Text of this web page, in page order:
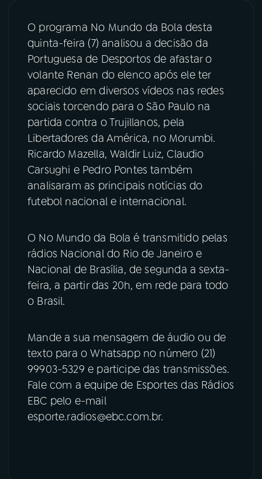
05 PODCASTS
06 VIDEOCASTS
07ÚLTIMAS
FESTIVAL DE MÚSICA
ACOMPANHE A RÁDIO NACIONAL
Instagram X
TikTok
O programa No Mundo da Bola desta
quinta-feira (7) analisou a decisão da
Portuguesa de Desportos de afastar o
volante Renan do elenco após ele ter
aparecido em diversos vídeos nas redes
sociais torcendo para o São Paulo na
partida contra o Trujillanos, pela
Libertadores da América, no Morumbi.
Ricardo Mazella, Waldir Luiz, Claudio
Carsughi e Pedro Pontes também
analisaram as principais notícias do
futebol nacional e internacional.
O No Mundo da Bola é transmitido pelas
rádios Nacional do Rio de Janeiro e
Nacional de Brasília, de segunda a sexta-
feira, a partir das 20h, em rede para todo
o Brasil.
Mande a sua mensagem de áudio ou de
texto para o Whatsapp no número (21)
99903-5329 e participe das transmissões.
Fale com a equipe de Esportes das Rádios
EBC pelo e-mail
esporte.radios@ebc.com.br.